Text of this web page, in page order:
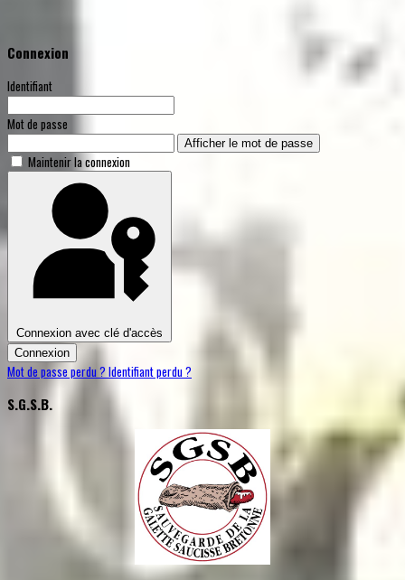
Connexion
Identifiant
Mot de passe
Afficher le mot de passe
Maintenir la connexion
Connexion avec clé d'accès
Connexion
Mot de passe perdu ? Identifiant perdu ?
S.G.S.B.